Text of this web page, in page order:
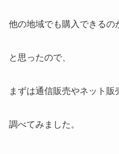
他の地域でも購入できるの
と思ったので、
まずは通信販売やネット販
調べてみました。